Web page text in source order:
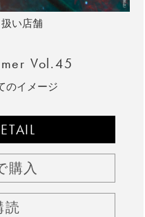
い店舗
Vol.45
のイメージ
購入
読